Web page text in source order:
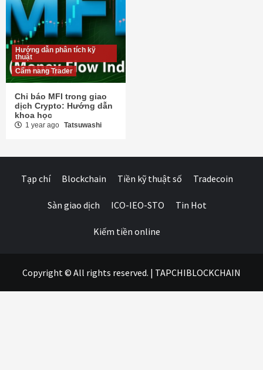
Hướng dẫn phân tích kỹ
thuật
Cẩm nang Trader
Chỉ báo MFI trong giao
dịch Crypto: Hướng dẫn
khoa học
1 year ago Tatsuwashi
Tạp chí Blockchain Tiền kỹ thuật số Tradecoin
Sàn giao dịch ICO-IEO-STO Tin Hot
Kiếm tiền online
Copyright © All rights reserved. | TAPCHIBLOCKCHAIN